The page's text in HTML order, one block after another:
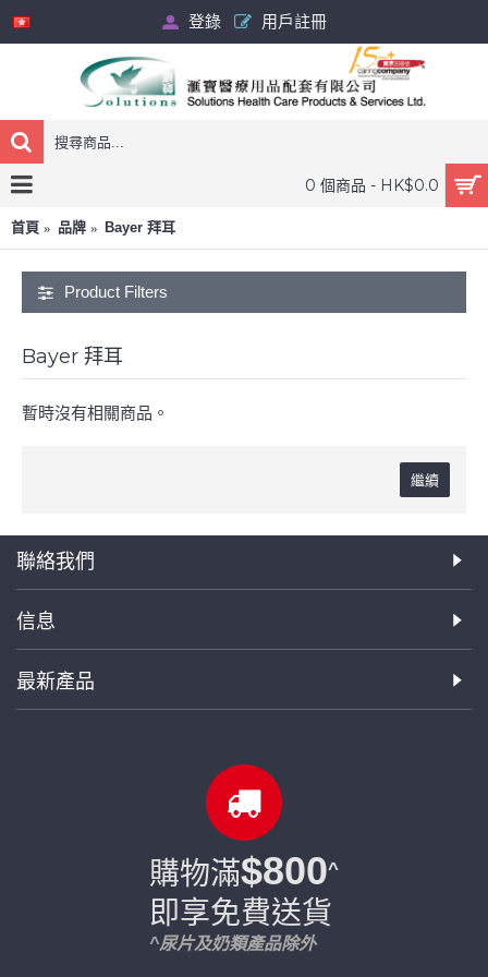
登錄 用戶註冊
0 個商品 - HK$0.0
首頁 品牌 Bayer 拜耳
Product Filters
Bayer 拜耳
暫時沒有相關商品。
繼續
聯絡我們
信息
最新產品
購物滿$800^
即享免費送貨
^尿片及奶類產品除外